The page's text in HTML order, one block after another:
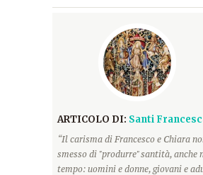
ARTICOLO DI: Santi
“Il carisma di Francesco e Chiara
smesso di "produrre" santità, anche
tempo: uomini e donne, giovani e